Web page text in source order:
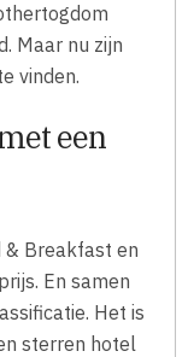
Maar nu zijn
vinden.
een
& Breakfast en
En samen
Het is
sterren hotel